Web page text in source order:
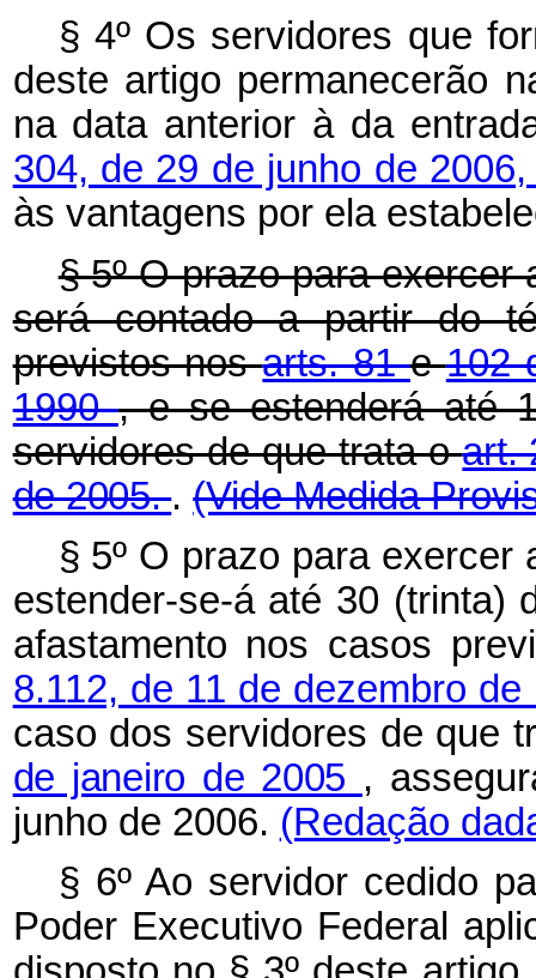
§ 4º Os servidores que
deste artigo permanecerão
na data anterior à da
304, de 29 de junho de
às vantagens por ela
§ 5º O prazo para exercer
será contado a partir do
previstos nosarts. 81e102
1990, e se estenderá até
servidores de que trata oart.
de 2005..(Vide Medida
§ 5º O prazo para exercer
estender-se-á até 30 (trinta)
afastamento nos casos
8.112, de 11 de dezembro
caso dos servidores de que
de janeiro de 2005 ,
junho de 2006. (Redação
§ 6º Ao servidor cedido
Poder Executivo Federal